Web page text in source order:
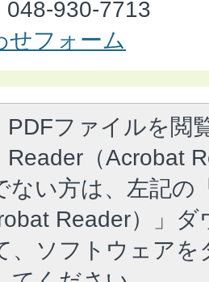
048-930-7713
せフォーム
PDFファイルを閲
Reader（Acrobat
ない方は、左記の
Reader）」
、ソフトウェア